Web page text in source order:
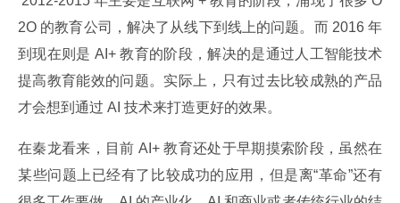
2O 的教育公司，解决了从线下到线上的问题。而 2016 年
到现在则是 AI+ 教育的阶段，解决的是通过人工智能技术
提高教育能效的问题。实际上，只有过去比较成熟的产品
才会想到通过 AI 技术来打造更好的效果。
在秦龙看来，目前 AI+ 教育还处于早期摸索阶段，虽然在
某些问题上已经有了比较成功的应用，但是离“革命”还有